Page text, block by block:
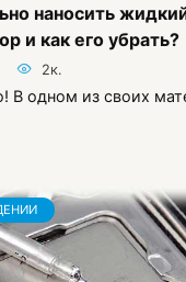
наносить
и как его убрать?
2к.
В одном из своих